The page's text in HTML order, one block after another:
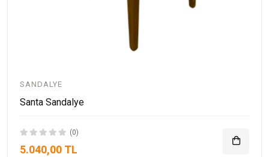
SANDALYE
Santa Sandalye
(0)
5.040,00 TL